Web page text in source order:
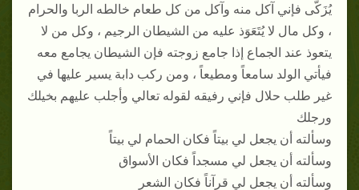
يُزَكّى فإني آكل منه وآكل من كل طعام خالطه الربا والحرام
، وكل مال لا يُتَعَوَذ عليه من الشيطان الرجيم ، وكل من لا
يتعوذ عند الجماع إذا جامع زوجته فإن الشيطان يجامع معه
فيأتي الولد سامعاً ومطيعاً ، ومن ركب دابة يسير عليها في
غير طلب حلال فإني رفيقه لقوله تعالي وأجلب عليهم بخيلك
ورجلك
وسألته أن يجعل لي بيتاً فكان الحمام لي بيتاً
وسألته أن يجعل لي مسجداً فكان الأسواق
وسألته أن يجعل لي قرآناً فكان الشعر